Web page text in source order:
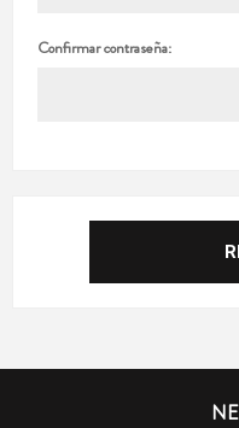
Confirmar contraseña: